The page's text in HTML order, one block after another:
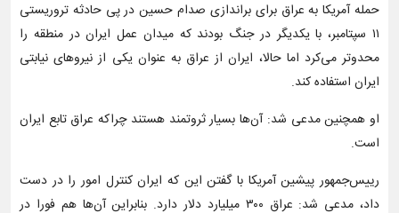
حمله آمریکا به عراق برای براندازی صدام حسین در پی حادثه تروریستی
۱۱ سپتامبر، با یکدیگر در جنگ بودند که میدان عمل ایران در منطقه را
محدوتر می‌کرد اما حالا، ایران از عراق به عنوان یکی از نیروهای نیابتی
ایران استفاده کند.
او همچنین مدعی شد: آن‌ها بسیار ثروتمند هستند چراکه عراق تابع ایران
است.
رییس‌جمهور پیشین آمریکا با گفتن این که ایران کنترل امور را در دست
داد، مدعی شد: عراق ۳۰۰ میلیارد دلار دارد. بنابراین آن‌ها هم فورا در